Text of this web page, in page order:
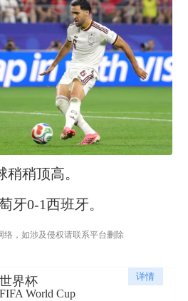
稍顶高。
牙0-1西班牙。
，如涉及侵权请联系平台删除
详情
世界杯
FIFA World Cup